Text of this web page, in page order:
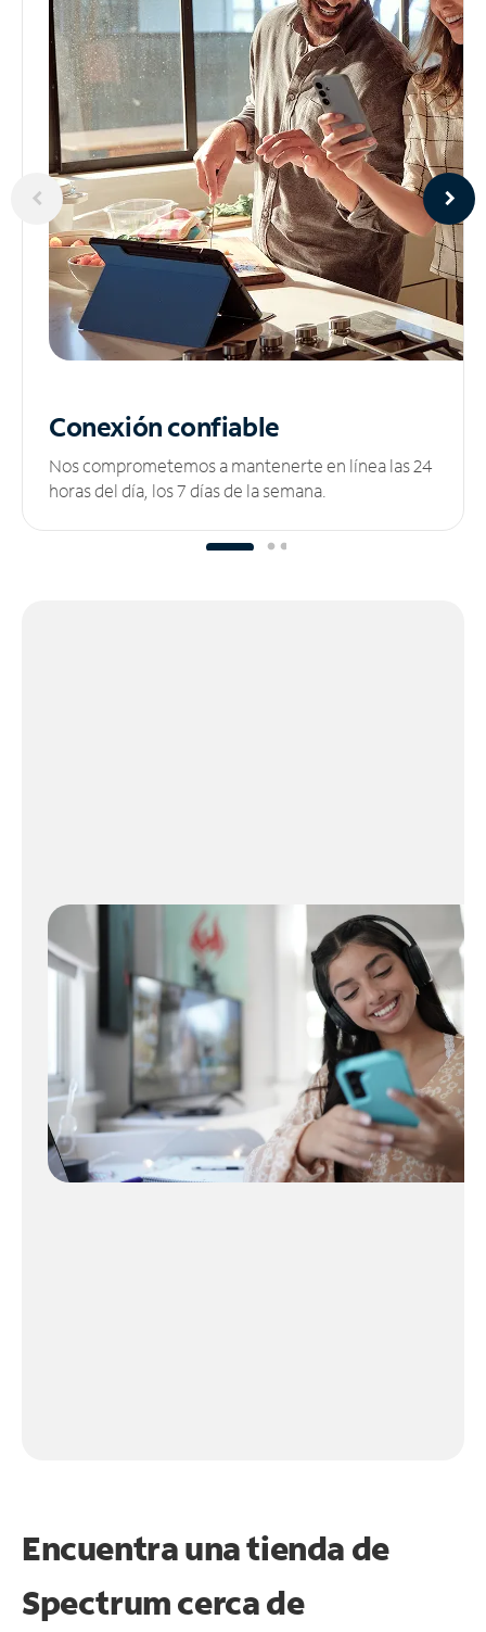
Conexión confiable
Nos comprometemos a mantenerte en línea las 24
horas del día, los 7 días de la semana.
Encuentra una tienda de
Spectrumcerca de